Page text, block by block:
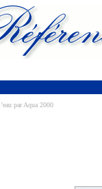
par Aqua 2000